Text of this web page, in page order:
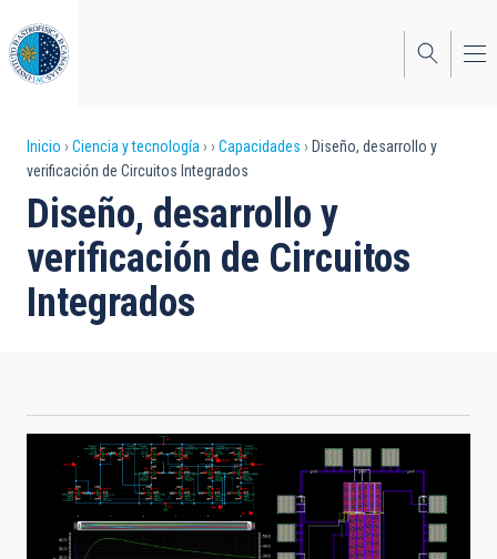
al
contenido
principal
Sobrescribir
enlaces
de
ayuda
a
Inicio Ciencia y tecnología Capacidades
Diseño, desarrollo y
verificación de Circuitos Integrados
Diseño, desarrollo y
verificación de Circuitos
Integrados